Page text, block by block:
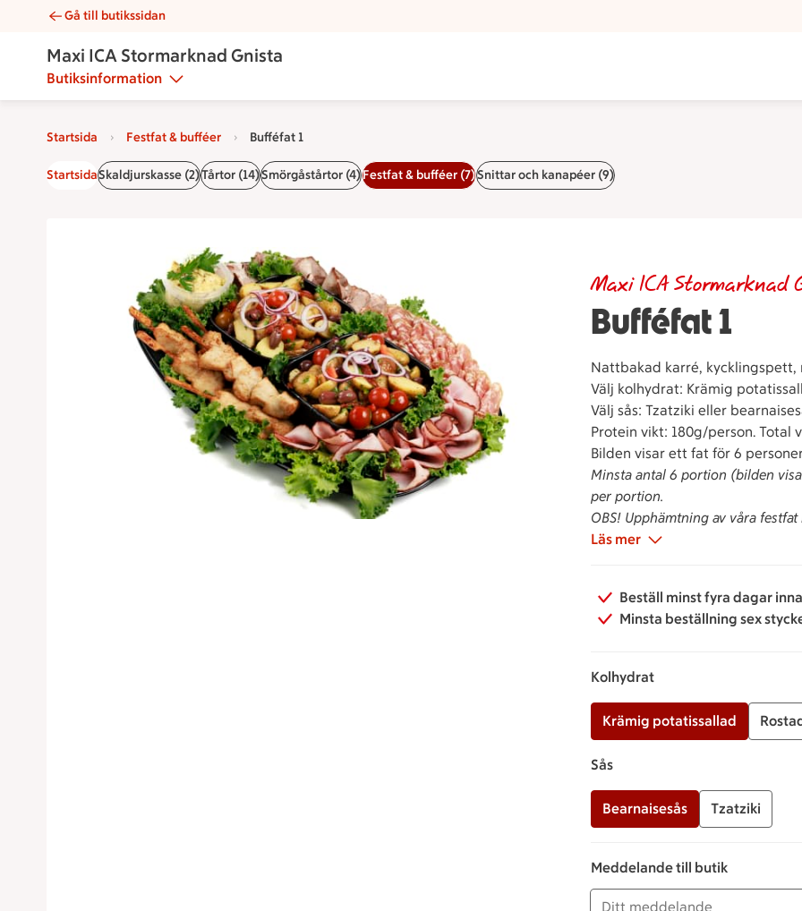
Bufféfat 1 | Catering Maxi ICA Stormarknad Gnista
Gå till butikssidan
Maxi ICA Stormarknad Gnista
Butiksinformation
Startsida Festfat & bufféer Bufféfat 1
StartsidaSkaldjurskasse (2)Tårtor (14)Smörgåstårtor (4)Festfat & bufféer (7)Snittar och kanapéer (9)
Bufféfat 1
Maxi ICA Stormarknad
Nattbakad karré, kycklingspett,
Välj kolhydrat: Krämig
Välj sås: Tzatziki eller
Protein vikt: 180g/person. Total
Bilden visar ett fat för 6
Minsta antal 6 portion (bilden
per portion.
OBS! Upphämtning av våra
Läs mer
Beställ minst fyra dagar
Minsta beställning sex
Kolhydrat
Krämig potatissallad
Sås
Bearnaisesås Tzatziki
Meddelande till butik